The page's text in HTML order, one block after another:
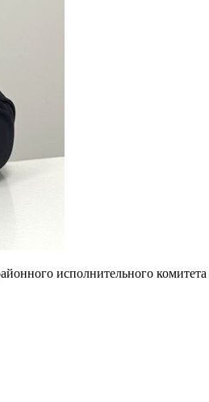
исполнительного комитета